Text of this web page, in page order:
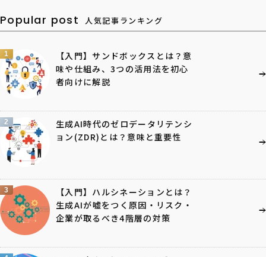
Popular post 人気記事ランキング
1
【入門】サンドボックスとは？意
味や仕組み、3つの活用法を初心
者向けに解説
2
生成AI時代のゼロデータリテンシ
ョン(ZDR)とは？意味と重要性
3
【入門】ハルシネーションとは？
生成AIが嘘をつく原因・リスク・
企業が取るべき4階層の対策